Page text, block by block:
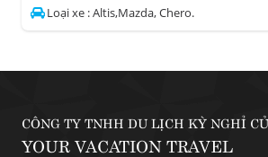
Loại xe : Altis,Mazda, Chero.
CÔNG TY TNHH DU LỊCH KỲ NGHỈ
YOUR VACATION TRAVEL